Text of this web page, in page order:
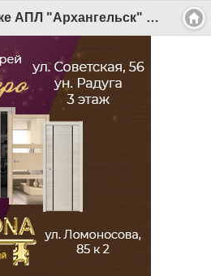
В Северодвинске АПЛ "Архангельск" будет спущена на воду в 2023 году - Беломорканал Северодвинск tv29.ru